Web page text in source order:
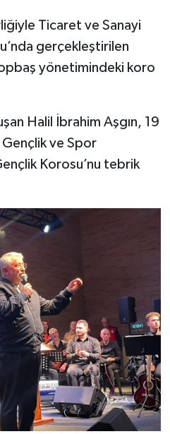
Ticaret ve Sanayi
gerçekleştirilen
yönetimindeki koro
Halil İbrahim Aşgın, 19
Gençlik ve Spor
Korosu’nu tebrik